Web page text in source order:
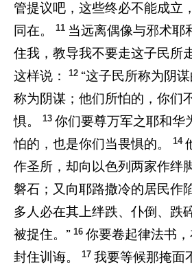
管提议吧，这些终必不能成
同在。
11 当远离偶像与邪术耶
住我，教导我不要走这子民所
这样说：
12 “这子民所称为阴
称为阴谋；他们所怕的，你们
惧。
13 你们要尊万军之耶和华
怕的，也是你们当畏惧的。
14
作圣所，却向以色列两家作绊
磐石；又向耶路撒冷的居民作
多人必在其上绊跌、仆倒、跌
被捉住。” 16 你要卷起律法书
封住训诲。
17 我要等候那掩面